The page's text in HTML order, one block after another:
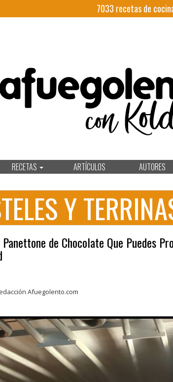
7033 recetas de
RECETAS ARTÍCULOS AUTORES
Y
de Chocolate Que Puedes
Afuegolento.com